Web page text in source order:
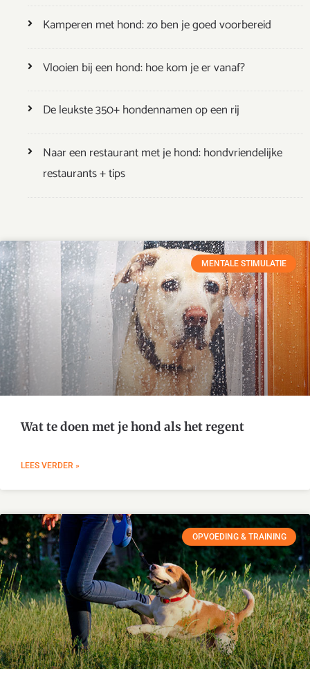
Kamperen met hond: zo ben je goed voorbereid
Vlooien bij een hond: hoe kom je er vanaf?
De leukste 350+ hondennamen op een rij
Naar een restaurant met je hond: hondvriendelijke
restaurants + tips
MENTALE STIMULATIE
Wat te doen met je hond als het regent
LEES VERDER »
OPVOEDING & TRAINING